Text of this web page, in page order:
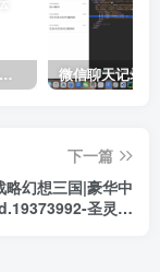
幻隐Q绑查询源码/完整源码带API
下一篇
略幻想三国|豪华中
圣灵觉